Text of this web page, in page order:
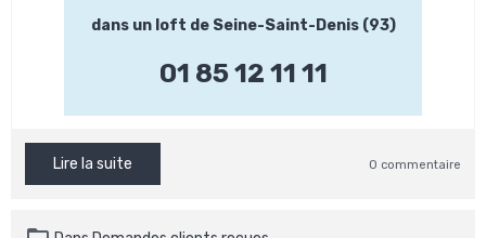
dans un loft de Seine-Saint-Denis (93)
01 85 12 11 11
Lire la suite 0 commentaire